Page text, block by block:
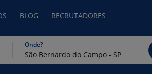
BLOG RECRUTADORES
Onde?